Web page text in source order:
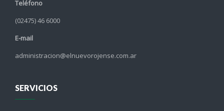
Teléfono
(02475) 46 6000
E-mail
administracion@elnuevorojense.com.ar
SERVICIOS